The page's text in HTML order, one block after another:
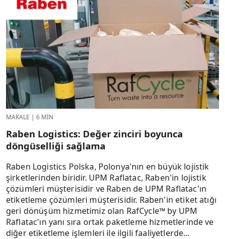
MAKALE | 6 MIN
Raben Logistics: Değer zinciri boyunca
döngüselliği sağlama
Raben Logistics Polska, Polonya'nın en büyük lojistik
şirketlerinden biridir. UPM Raflatac, Raben'in lojistik
çözümleri müşterisidir ve Raben de UPM Raflatac'ın
etiketleme çözümleri müşterisidir. Raben'in etiket atığı
geri dönüşüm hizmetimiz olan RafCycle™ by UPM
Raflatac'ın yanı sıra ortak paketleme hizmetlerinde ve
diğer etiketleme işlemleri ile ilgili faaliyetlerde...